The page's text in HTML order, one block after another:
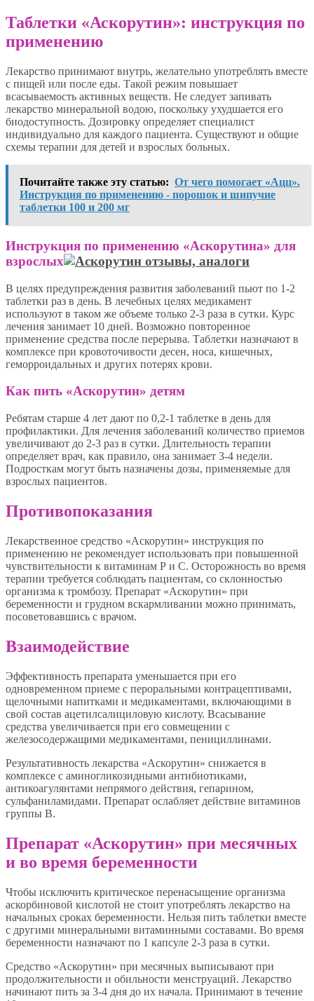
Таблетки «Аскорутин»: инструкция по
применению
Лекарство принимают внутрь, желательно употреблять вместе
с пищей или после еды. Такой режим повышает
всасываемость активных веществ. Не следует запивать
лекарство минеральной водою, поскольку ухудшается его
биодоступность. Дозировку определяет специалист
индивидуально для каждого пациента. Существуют и общие
схемы терапии для детей и взрослых больных.
Почитайте также эту статью: От чего помогает «Ацц».
Инструкция по применению - порошок и шипучие
таблетки 100 и 200 мг
Инструкция по применению «Аскорутина» для
взрослых
В целях предупреждения развития заболеваний пьют по 1-2
таблетки раз в день. В лечебных целях медикамент
используют в таком же объеме только 2-3 раза в сутки. Курс
лечения занимает 10 дней. Возможно повторенное
применение средства после перерыва. Таблетки назначают в
комплексе при кровоточивости десен, носа, кишечных,
геморроидальных и других потерях крови.
Как пить «Аскорутин» детям
Ребятам старше 4 лет дают по 0,2-1 таблетке в день для
профилактики. Для лечения заболеваний количество приемов
увеличивают до 2-3 раз в сутки. Длительность терапии
определяет врач, как правило, она занимает 3-4 недели.
Подросткам могут быть назначены дозы, применяемые для
взрослых пациентов.
Противопоказания
Лекарственное средство «Аскорутин» инструкция по
применению не рекомендует использовать при повышенной
чувствительности к витаминам Р и С. Осторожность во время
терапии требуется соблюдать пациентам, со склонностью
организма к тромбозу. Препарат «Аскорутин» при
беременности и грудном вскармливании можно принимать,
посоветовавшись с врачом.
Взаимодействие
Эффективность препарата уменьшается при его
одновременном приеме с пероральными контрацептивами,
щелочными напитками и медикаментами, включающими в
свой состав ацетилсалициловую кислоту. Всасывание
средства увеличивается при его совмещении с
железосодержащими медикаментами, пенициллинами.
Результативность лекарства «Аскорутин» снижается в
комплексе с аминогликозидными антибиотиками,
антикоагулянтами непрямого действия, гепарином,
сульфаниламидами. Препарат ослабляет действие витаминов
группы В.
Препарат «Аскорутин» при месячных
и во время беременности
Чтобы исключить критическое перенасыщение организма
аскорбиновой кислотой не стоит употреблять лекарство на
начальных сроках беременности. Нельзя пить таблетки вместе
с другими минеральными витаминными составами. Во время
беременности назначают по 1 капсуле 2-3 раза в сутки.
Средство «Аскорутин» при месячных выписывают при
продолжительности и обильности менструаций. Лекарство
начинают пить за 3-4 дня до их начала. Принимают в течение